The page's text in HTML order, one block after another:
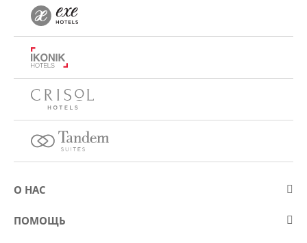
О НАС
О компании Eurostars Hotel Company
ПОМОЩЬ